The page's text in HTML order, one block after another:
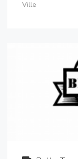
Ville